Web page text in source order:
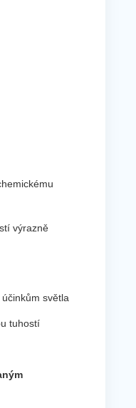
výrazně
světla
tuhostí